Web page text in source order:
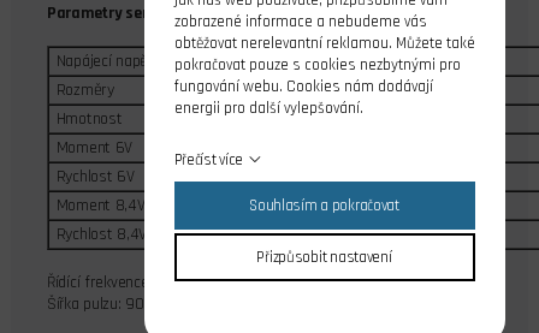
Parametry serva X10:
Napájecí napětí
6V - 8,4V
Rozměry
30x10x35,5 mm
Hmotnost
28 gramů
Moment 6V
Rychlost 6V
0,14 sec/60
Moment 8,4V
10,8 kgcm
Rychlost 8,4V
0,10 sec/60
Řídící frekvence: 333 Hz
Šířka pulzu: 900 - 1520 - 2100 us
zobrazené informace a nebudeme vás
obtěžovat nerelevantní reklamou. Můžete také
pokračovat pouze s cookies nezbytnými pro
fungování webu. Cookies nám dodávají
energii pro další vylepšování.
Přečíst více
Souhlasím a pokračovat
Přizpůsobit nastavení